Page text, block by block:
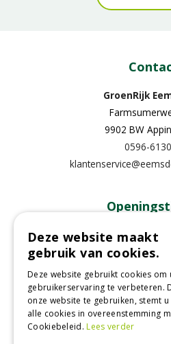
GroenRijk
9902 BW
0596-
Maandag
Dinsdag
Woensdag
Donderdag
Vrijdag
Zaterdag
Deze website maakt
gebruik van cookies.
Deze website gebruikt cookies om
gebruikerservaring te verbeteren.
onze website te gebruiken, stemt
alle cookies in overeenstemming
Cookiebeleid.Lees verder